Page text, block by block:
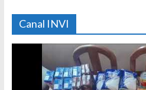
Canal INVI